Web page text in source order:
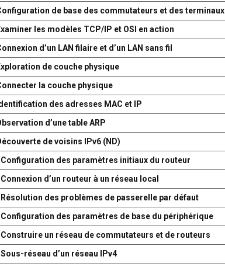
de base des commutateurs et des terminaux
les modèles TCP/IP et OSI en action
d’un LAN filaire et d’un LAN sans fil
de couche physique
la couche physique
des adresses MAC et IP
d’une table ARP
de voisins IPv6 (ND)
des paramètres initiaux du routeur
d’un routeur à un réseau local
des problèmes de passerelle par défaut
des paramètres de base du périphérique
un réseau de commutateurs et de routeurs
réseau d’un réseau IPv4